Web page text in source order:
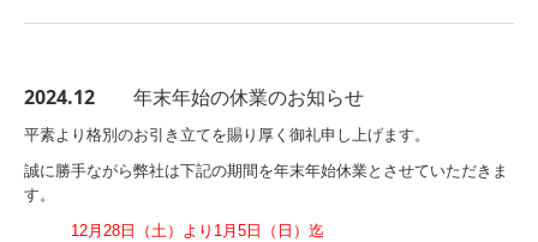
2024.12 年末年始の休業のお知らせ
平素より格別のお引き立てを賜り厚く御礼申し上げます。
誠に勝手ながら弊社は下記の期間を年末年始休業とさせていただきま
す。
12月28日（土）より1月5日（日）迄